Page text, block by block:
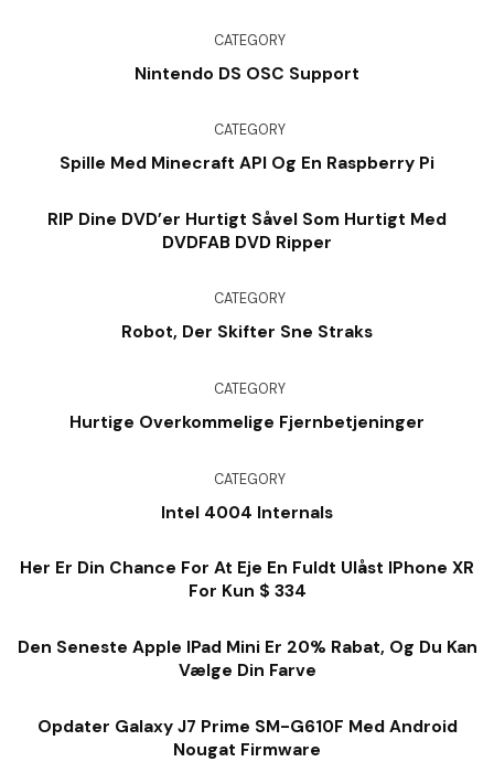
CATEGORY
Nintendo DS OSC Support
CATEGORY
Spille Med Minecraft API Og En Raspberry Pi
RIP Dine DVD’er Hurtigt Såvel Som Hurtigt Med
DVDFAB DVD Ripper
CATEGORY
Robot, Der Skifter Sne Straks
CATEGORY
Hurtige Overkommelige Fjernbetjeninger
CATEGORY
Intel 4004 Internals
Her Er Din Chance For At Eje En Fuldt Ulåst IPhone XR
For Kun $ 334
Den Seneste Apple IPad Mini Er 20% Rabat, Og Du Kan
Vælge Din Farve
Opdater Galaxy J7 Prime SM-G610F Med Android
Nougat Firmware